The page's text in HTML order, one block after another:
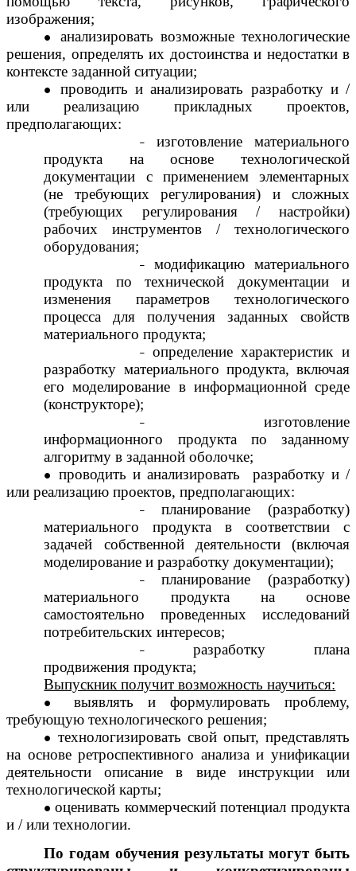
изображения;
анализировать возможные технологические
решения, определять их достоинства и недостатки в
контексте заданной ситуации;
проводить и анализировать разработку и /
или реализацию прикладных проектов,
предполагающих:
изготовление материального
продукта на основе технологической
документации с применением элементарных
(не требующих регулирования) и сложных
(требующих регулирования / настройки)
рабочих инструментов / технологического
оборудования;
модификацию материального
продукта по технической документации и
изменения параметров технологического
процесса для получения заданных свойств
материального продукта;
определение характеристик и
разработку материального продукта, включая
его моделирование в информационной среде
(конструкторе);
изготовление
информационного продукта по заданному
алгоритму в заданной оболочке;
проводить и анализировать разработку и /
или реализацию проектов, предполагающих:
планирование (разработку)
материального продукта в соответствии с
задачей собственной деятельности (включая
моделирование и разработку документации);
планирование (разработку)
материального продукта на основе
самостоятельно проведенных исследований
потребительских интересов;
разработку плана
продвижения продукта;
Выпускник получит возможность научиться:
выявлять и формулировать проблему,
требующую технологического решения;
технологизировать свой опыт, представлять
на основе ретроспективного анализа и унификации
деятельности описание в виде инструкции или
технологической карты;
оценивать коммерческий потенциал продукта
и / или технологии.
По годам обучения результаты могут быть